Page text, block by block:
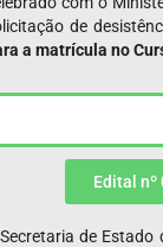
de
a matrícula no
de Estado
Edital nº